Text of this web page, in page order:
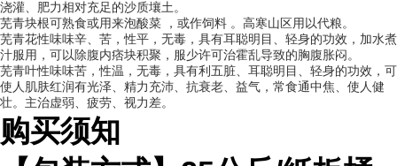
浇灌、肥力相对充足的沙质壤土。
芜青块根可熟食或用来泡酸菜 ，或作饲料 。高寒山区用以代粮。
芜青花性味味辛、苦，性平，无毒，具有耳聪明目、轻身的功效，加水煮
汁服用，可以除腹内痞块积聚，服少许可治霍乱导致的胸腹胀闷。
芜青叶性味味苦，性温，无毒，具有利五脏、耳聪明目、轻身的功效，可
使人肌肤红润有光泽、精力充沛、抗衰老、益气，常食通中焦、使人健
壮。主治虚弱、疲劳、视力差。
购买须知